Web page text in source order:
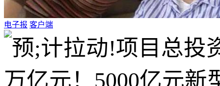
电子报 客户端